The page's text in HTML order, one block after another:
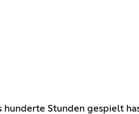
Stunden gespielt